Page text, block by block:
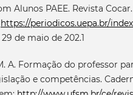
Alunos PAEE. Revista Cocar.
https://periodicos.uepa.br/
de maio de 202.1
A. Formação do professor
e competências.